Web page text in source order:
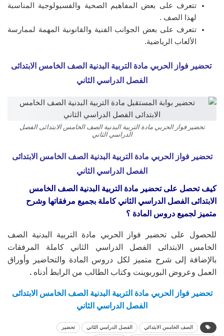
تتعرف على بعض المفاهيم الصحية والفسيولوجية المناسبة
لهذا الصف .
تتعرف على بعض الجوانب الفنية والقانونية المهمة لممارسة
الألعاب الرياضية.
تحضير فواز الحربي مادة التربية البدنية الصف الخامس الابتدائى
الفصل الدراسي الثاني
تحضير فواز الحربي مادة التربية البدنية الصف الخامس الابتدائى الفصل
الدراسي الثاني
تحضير فواز الحربي مادة التربية البدنية الصف الخامس الابتدائى
الفصل الدراسي الثاني
كيف تحصل على تحضير مادة التربية البدنية الصف الخامس
الابتدائى الفصل الدراسي الثانيكاملة بجميع مرفقاتها وشرح
متميز لجميع دروس المادة ؟
للحصول على تحضير فواز الحربي مادة التربية البدنية الصف
الخامس الابتدائى الفصل الدراسي الثاني كاملة المرفقات
بالإضافة إلى شرح متميز لكل دروس المادة والتحاضير وأوراق
العمل وعروض البوربوينت وكتاب الطالب من الرابط أدناه .
تحضير فواز الحربي مادة التربية البدنية الصف الخامس الابتدائى
الفصل الدراسي الثاني
الصف الخامس الابتدائي الفصل الدراسي الثاني تحضير